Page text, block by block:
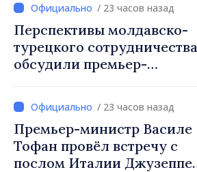
/ 23 часов назад
Перспективы молдавско-
турецкого сотрудничества
обсудили премьер-
посол Турции Уйгар
Мустафа Сертел/ 23 часов назад
Премьер-министр Василе
Тофан провёл встречу с
послом Италии Джузеппе